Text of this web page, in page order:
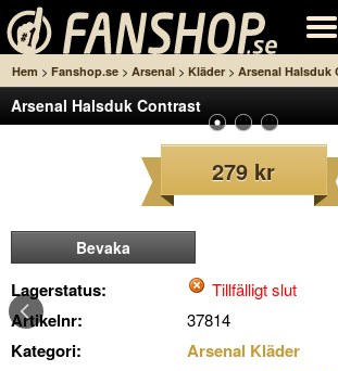
Hem > Fanshop.se > Arsenal > Kläder > Arsenal Halsduk
Arsenal Halsduk Contrast
279 kr
Bevaka
Lagerstatus: Tillfälligt slut
Artikelnr: 37814
Kategori:
Arsenal Kläder